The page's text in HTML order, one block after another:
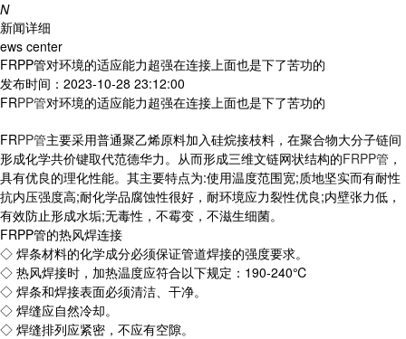
N
新闻详细
ews center
FRPP管对环境的适应能力超强在连接上面也是下了苦功的
发布时间：2023-10-28 23:12:00
FRPP管对环境的适应能力超强在连接上面也是下了苦功的
FRPP管主要采用普通聚乙烯原料加入硅烷接枝料，在聚合物大分子链间
形成化学共价键取代范德华力。从而形成三维文链网状结构的FRPP管 ，
具有优良的理化性能。其主要特点为:使用温度范围宽;质地坚实而有耐性
抗内压强度高;耐化学品腐蚀性很好，耐环境应力裂性优良;内壁张力低，
有效防止形成水垢;无毒性，不霉变，不滋生细菌。
FRPP管的热风焊连接
◇ 焊条材料的化学成分必须保证管道焊接的强度要求。
◇ 热风焊接时，加热温度应符合以下规定：190-240℃
◇ 焊条和焊接表面必须清洁、干净。
◇ 焊缝应自然冷却。
◇ 焊缝排列应紧密，不应有空隙。